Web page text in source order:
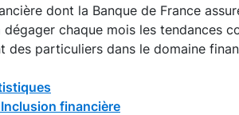
dont la Banque de France
chaque mois les tendances
des particuliers dans le domaine
financière